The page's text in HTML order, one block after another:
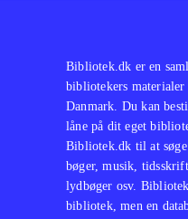
Bibliotek.dk er en
bibliotekers
Danmark. Du kan
låne på dit eget
Bibliotek.dk til at
bøger, musik,
lydbøger osv.
bibliotek, men en